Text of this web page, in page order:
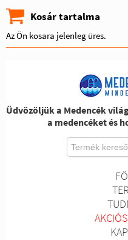
Kosár tartalma
Az Ön kosara jelenleg üres.
Üdvözöljük a Medencék
a medencéket és